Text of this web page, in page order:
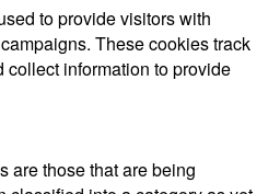
to provide visitors with
These cookies track
information to provide
are those that are being